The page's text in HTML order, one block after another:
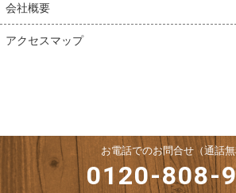
会社概要
アクセスマップ
お電話でのお問合せ（通話無
0120-808-